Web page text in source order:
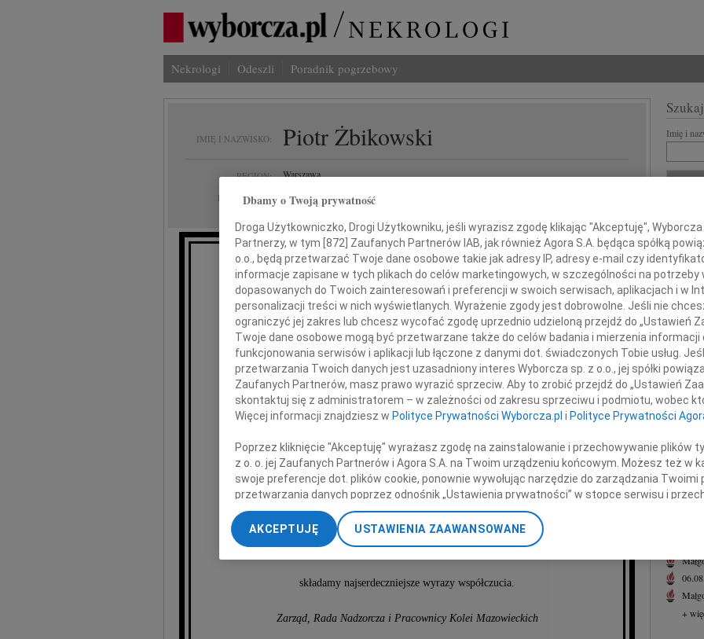
Nekrologi Odeszli Poradnik pogrzebowy
IMIĘ I NAZWISKO: Piotr Żbikowski
REGION: Warszawa
DATA EMISJI: 02.05.2025
Z głębokim smutkiem przyjęliśmy wiadomość o śmierci
Pana
Piotra Żbikowskiego
Członka Rady Nadzorczej Mazowieckiej Spółki Taborowej.
Rodzinie i Najbliższym
składamy najserdeczniejsze wyrazy współczucia.
Zarząd, Rada Nadzorcza i Pracownicy Kolei Mazowieckich
Imię i
Z
W
Z
Z
+
+
Dbamy o Twoją prywatność
Droga Użytkowniczko, Drogi Użytkowniku, jeśli wyrazisz zgodę klikając "Akceptuję",
Partnerzy, w tym [ 872 ] Zaufanych Partnerów IAB, jak również Agora S.A. będąca spółką
o.o., będą przetwarzać Twoje dane osobowe takie jak adresy IP, adresy e-mail czy
informacje zapisane w tych plikach do celów marketingowych, w szczególności na potrzeby
dopasowanych do Twoich zainteresowań i preferencji w swoich serwisach, aplikacjach i w
personalizacji treści w nich wyświetlanych. Wyrażenie zgody jest dobrowolne. Jeśli nie
ograniczyć jej zakres lub chcesz wycofać zgodę uprzednio udzieloną przejdź do „Ustawień
Twoje dane osobowe mogą być przetwarzane także do celów badania i mierzenia
funkcjonowania serwisów i aplikacji lub łączone z danymi dot. świadczonych Tobie usług.
przetwarzania Twoich danych jest uzasadniony interes Wyborcza sp. z o.o., jej spółki
Zaufanych Partnerów, masz prawo wyrazić sprzeciw. Aby to zrobić przejdź do „Ustawień
skontaktuj się z administratorem – w zależności od zakresu sprzeciwu i podmiotu, wobec
Więcej informacji znajdziesz w Polityce Prywatności Wyborcza.pl i Polityce Prywatności
Poprzez kliknięcie "Akceptuję" wyrażasz zgodę na zainstalowanie i przechowywanie plików
z o. o. jej Zaufanych Partnerów i Agora S.A. na Twoim urządzeniu końcowym. Możesz też w
swoje preferencje dot. plików cookie, ponownie wywołując narzędzie do zarządzania
przetwarzania danych poprzez odnośnik „Ustawienia prywatności” w stopce serwisu i
„Ustawienia zaawansowane”. Zmiana ustawień plików cookie możliwa jest także za pomocą
My, nasi Zaufani Partnerzy i Agora S.A. możemy przetwarzać dane osobowe w
dokładnych danych geolokalizacyjnych. Aktywne skanowanie charakterystyki urządzenia do
Przechowywanie informacji na urządzeniu lub dostęp do nich. Spersonalizowane reklamy i
treści, badnie odbiorców i ulepszanie usług. Lista Zaufanych Partnerów
USTAWIENIA ZAAWANSOWANE
AKCEPTUJĘ